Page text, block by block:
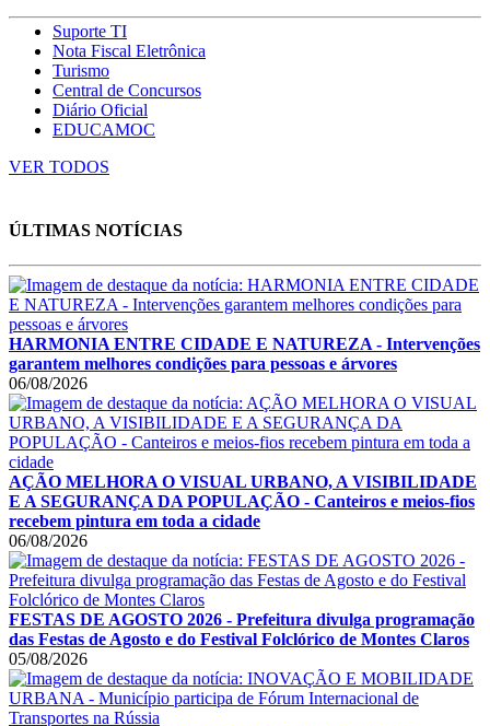
Suporte TI
Nota Fiscal Eletrônica
Turismo
Central de Concursos
Diário Oficial
EDUCAMOC
VER TODOS
ÚLTIMAS NOTÍCIAS
HARMONIA ENTRE CIDADE E NATUREZA - Intervenções
garantem melhores condições para pessoas e árvores
06/08/2026
AÇÃO MELHORA O VISUAL URBANO, A VISIBILIDADE
E A SEGURANÇA DA POPULAÇÃO - Canteiros e meios-fios
recebem pintura em toda a cidade
06/08/2026
FESTAS DE AGOSTO 2026 - Prefeitura divulga programação
das Festas de Agosto e do Festival Folclórico de Montes Claros
05/08/2026